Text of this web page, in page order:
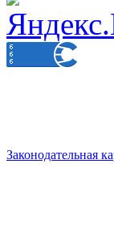
Законодательная